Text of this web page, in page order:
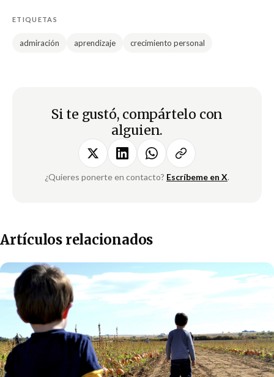
ETIQUETAS
admiración aprendizaje crecimiento personal
Si te gustó, compártelo con
alguien.
¿Quieres ponerte en contacto? Escríbeme en X.
Artículos relacionados